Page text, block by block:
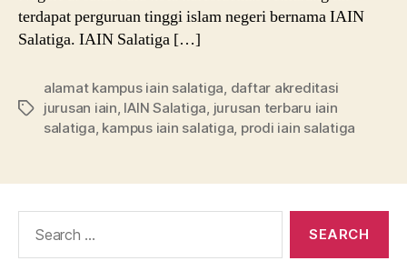
terdapat perguruan tinggi islam negeri bernama IAIN
Salatiga. IAIN Salatiga […]
Tags
alamat kampus iain salatiga daftar akreditasi
jurusan iain IAIN Salatiga jurusan terbaru iain
salatiga kampus iain salatiga prodi iain salatiga